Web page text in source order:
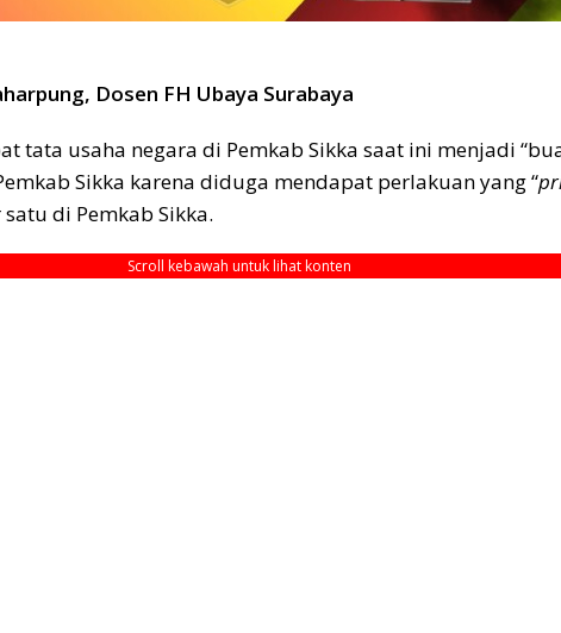
Dosen FH Ubaya Surabaya
tata usaha negara di Pemkab Sikka saat ini menjadi
Sikka karena diduga mendapat perlakuan yang “
di Pemkab Sikka.
Scroll kebawah untuk lihat konten